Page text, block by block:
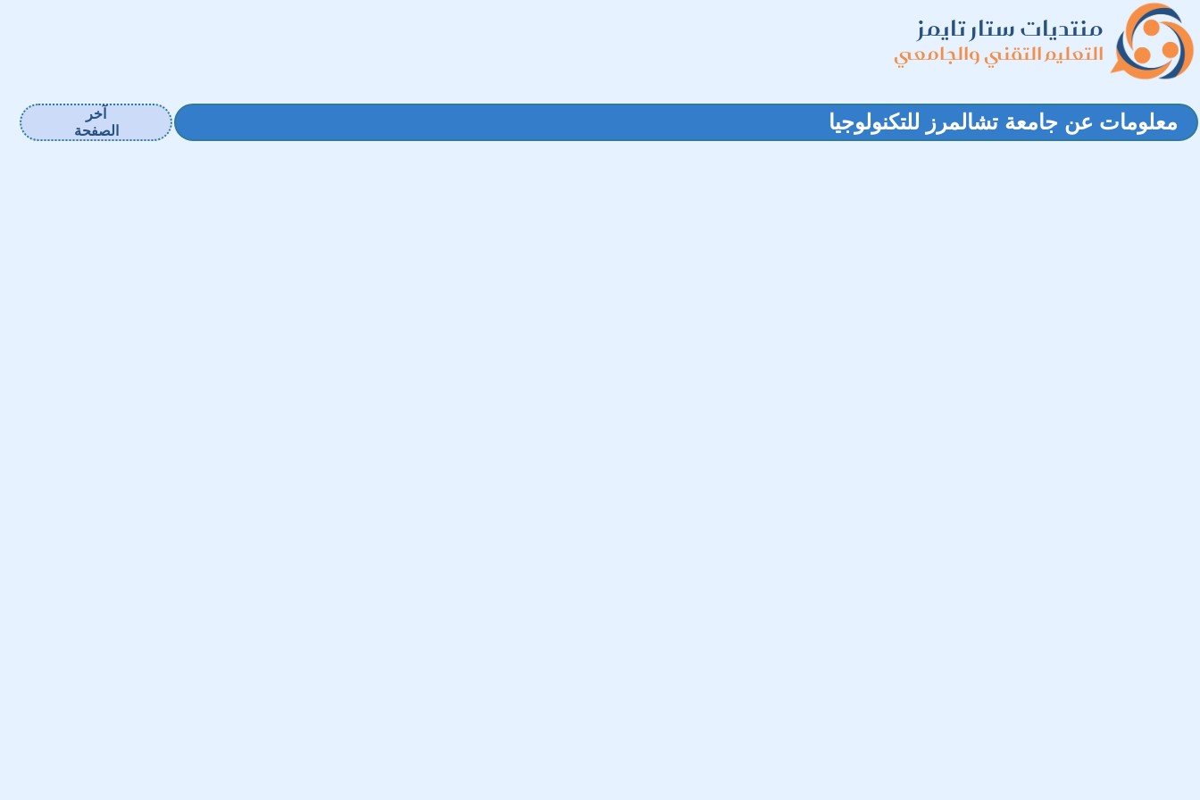
منتديات ستار تايمز
التعليم التقني والجامعي
معلومات عن جامعة تشالمرز للتكنولوجيا
آخر
الصفحة